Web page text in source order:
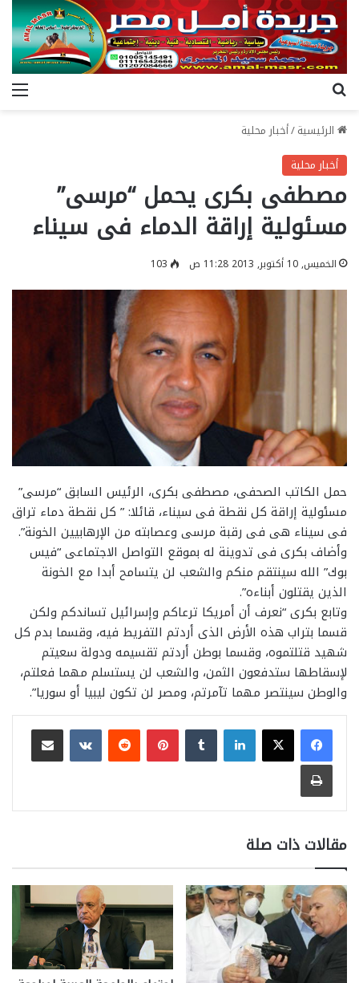
الرئيسية/أخبار محلية
أخبار محلية
مصطفى بكرى يحمل “مرسى”
مسئولية إراقة الدماء فى سيناء
الخميس, 10 أكتوبر, 2013 11:28 ص 103
حمل الكاتب الصحفى، مصطفى بكرى، الرئيس السابق “مرسى”
مسئولية إراقة كل نقطة فى سيناء، قائلا: ” كل نقطة دماء تراق
فى سيناء هى فى رقبة مرسى وعصابته من الإرهابيين الخونة”.
وأضاف بكرى فى تدوينة له بموقع التواصل الاجتماعى “فيس
بوك” الله سينتقم منكم والشعب لن يتسامح أبدا مع الخونة
الذين يقتلون أبناءه”.
وتابع بكرى “نعرف أن أمريكا ترعاكم وإسرائيل تساندكم ولكن
قسما بتراب هذه الأرض الذى أردتم التفريط فيه، وقسما بدم كل
شهيد قتلتموه، وقسما بوطن أردتم تقسيمه ودولة سعيتم
لإسقاطها ستدفعون الثمن، والشعب لن يستسلم مهما فعلتم،
والوطن سينتصر مهما تآمرتم، ومصر لن تكون ليبيا أو سوريا”.
لينكدإن بينتيريست
مشاركة عبر البريد
طباعة
مقالات ذات صلة